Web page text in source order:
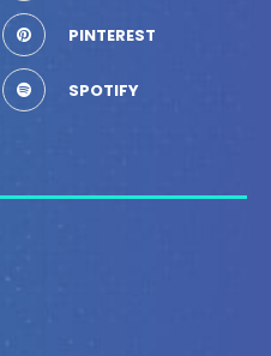
PINTEREST
SPOTIFY